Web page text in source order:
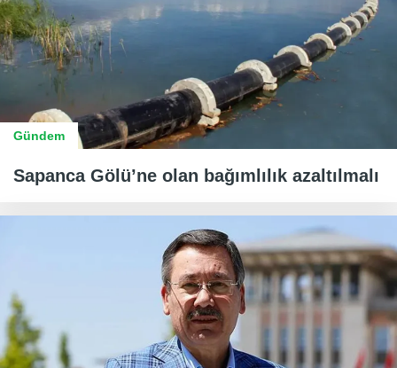
Gündem
Sapanca Gölü’ne olan bağımlılık azaltılmalı